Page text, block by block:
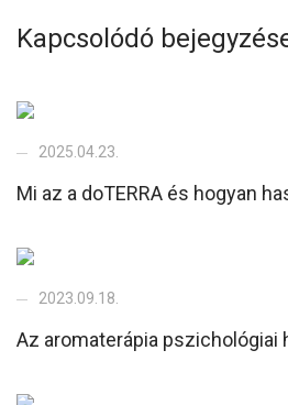
Kapcsolódó
2025.04.23.
Mi az a doTERRA és hogyan
2023.09.18.
Az aromaterápia pszichológiai